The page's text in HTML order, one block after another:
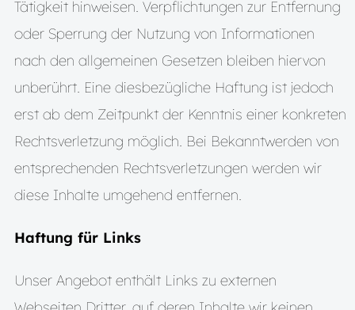
Tätigkeit hinweisen. Verpflichtungen zur Entfernung
oder Sperrung der Nutzung von Informationen
nach den allgemeinen Gesetzen bleiben hiervon
unberührt. Eine diesbezügliche Haftung ist jedoch
erst ab dem Zeitpunkt der Kenntnis einer konkreten
Rechtsverletzung möglich. Bei Bekanntwerden von
entsprechenden Rechtsverletzungen werden wir
diese Inhalte umgehend entfernen.
Haftung für Links
Unser Angebot enthält Links zu externen